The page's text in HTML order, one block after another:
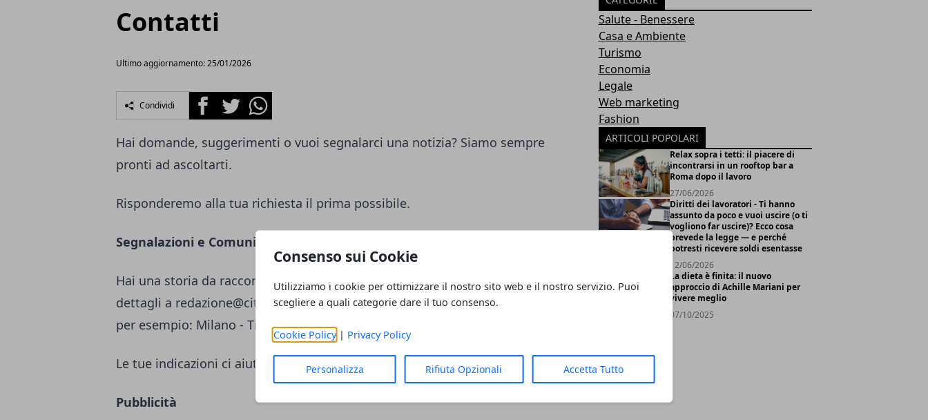
Consenso sui Cookie
Utilizziamo i cookie per ottimizzare il nostro sito web e il nostro servizio. Puoi
scegliere a quali categorie dare il tuo consenso.
Cookie Policy| Privacy Policy
Personalizza Rifiuta Opzionali Accetta Tutto
Contatti
Ultimo aggiornamento: 25/01/2026
Condividi FacebookTwitterWhatsapp
Hai domande, suggerimenti o vuoi segnalarci una notizia? Siamo sempre
pronti ad ascoltarti.
Risponderemo alla tua richiesta il prima possibile.
Segnalazioni e Comunicati stampa
Hai una storia da raccontare o un evento da segnalare? Inviaci tutti i
dettagli a redazione@citta365.itcon oggetto "Nome Citta - Segnalazione"
per esempio: Milano - Titolo Segnalazione.
Le tue indicazioni ci aiutano a mantenere il sito sempre aggiornato.
Pubblicità
Salute - Benessere
Casa e Ambiente
Turismo
Economia
Legale
Web marketing
Fashion
ARTICOLI POPOLARI
Relax sopra i tetti: il piacere di
incontrarsi in un rooftop bar a
Roma dopo il lavoro
27/06/2026
Diritti dei lavoratori - Ti hanno
assunto da poco e vuoi uscire (o ti
vogliono far uscire)? Ecco cosa
prevede la legge — e perché
potresti ricevere soldi esentasse
12/06/2026
La dieta è finita: il nuovo
approccio di Achille Mariani per
vivere meglio
07/10/2025